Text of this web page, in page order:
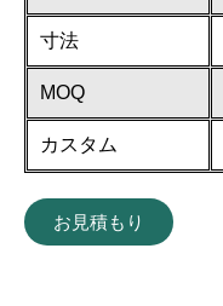
寸法
MOQ
カスタム
お見積もり